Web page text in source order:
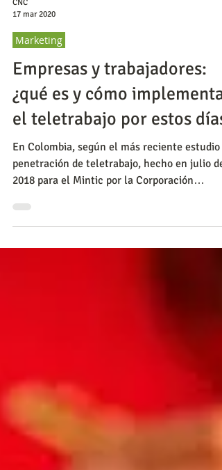
CNC
Marketing
Empresas y trabajadores:
¿qué es y cómo implementar
el teletrabajo por estos días?
En Colombia, según el más reciente estudio
penetración de teletrabajo, hecho en julio de